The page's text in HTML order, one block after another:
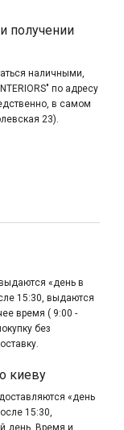
получении
наличными,
по адресу
в самом
23).
«день в
15:30, выдаются
время ( 9:00 -
без
киеву
«день
15:30,